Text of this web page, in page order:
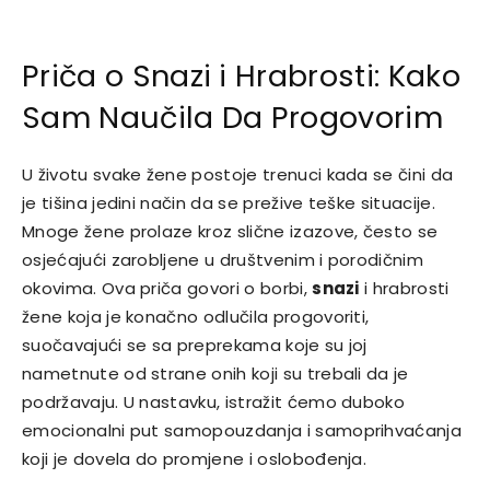
Priča o Snazi i Hrabrosti: Kako
Sam Naučila Da Progovorim
U životu svake žene postoje trenuci kada se čini da
je tišina jedini način da se prežive teške situacije.
Mnoge žene prolaze kroz slične izazove, često se
osjećajući zarobljene u društvenim i porodičnim
okovima. Ova priča govori o borbi,snazi i hrabrosti
žene koja je konačno odlučila progovoriti,
suočavajući se sa preprekama koje su joj
nametnute od strane onih koji su trebali da je
podržavaju. U nastavku, istražit ćemo duboko
emocionalni put samopouzdanja i samoprihvaćanja
koji je dovela do promjene i oslobođenja.